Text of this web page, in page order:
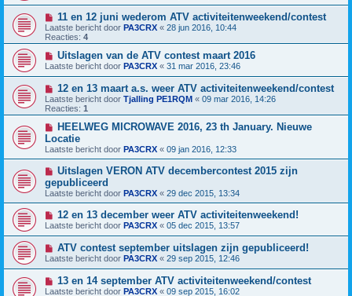
11 en 12 juni wederom ATV activiteitenweekend/contest
Laatste bericht door PA3CRX « 28 jun 2016, 10:44
Reacties: 4
Uitslagen van de ATV contest maart 2016
Laatste bericht door PA3CRX « 31 mar 2016, 23:46
12 en 13 maart a.s. weer ATV activiteitenweekend/contest
Laatste bericht door Tjalling PE1RQM « 09 mar 2016, 14:26
Reacties: 1
HEELWEG MICROWAVE 2016, 23 th January. Nieuwe
Locatie
Laatste bericht door PA3CRX « 09 jan 2016, 12:33
Uitslagen VERON ATV decembercontest 2015 zijn
gepubliceerd
Laatste bericht door PA3CRX « 29 dec 2015, 13:34
12 en 13 december weer ATV activiteitenweekend!
Laatste bericht door PA3CRX « 05 dec 2015, 13:57
ATV contest september uitslagen zijn gepubliceerd!
Laatste bericht door PA3CRX « 29 sep 2015, 12:46
13 en 14 september ATV activiteitenweekend/contest
Laatste bericht door PA3CRX « 09 sep 2015, 16:02